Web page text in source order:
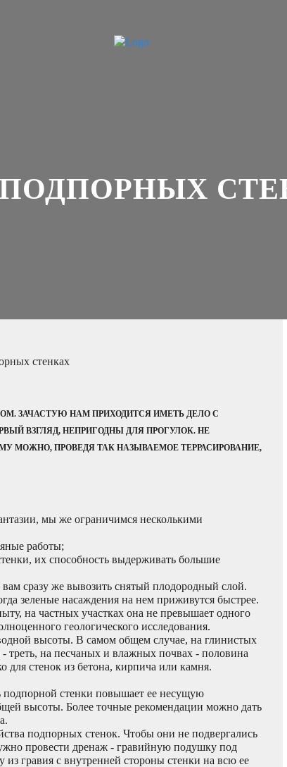
стенках
ЗАЧАСТУЮ НАМ ПРИХОДИТСЯ ИМЕТЬ ДЕЛО С
ВЗГЛЯД, НЕПРИГОДНЫ ДЛЯ ПРОГУЛОК. НЕ
МОЖНО, ПРОВЕДЯ ТАК НАЗЫВАЕМОЕ ТЕРРАСИРОВАНИЕ,
мы же ограничимся несколькими
работы;
их способность выдерживать большие
сразу же вывозить снятый плодородный слой.
зеленые насаждения на нем приживутся быстрее.
на частных участках она не превышает одного
геологического исследования.
высоты. В самом общем случае, на глинистых
треть, на песчаных и влажных почвах - половина
стенок из бетона, кирпича или камня.
подпорной стенки повышает ее несущую
высоты. Более точные рекомендации можно дать
подпорных стенок. Чтобы они не подвергались
провести дренаж - гравийную подушку под
гравия с внутренней стороны стенки на всю ее